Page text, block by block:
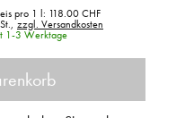
pro 1 l: 118.00 CHF
zzgl. Versandkosten
1-3 Werktage